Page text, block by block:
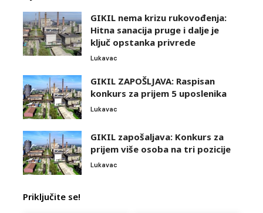
GIKIL nema krizu rukovođenja:
Hitna sanacija pruge i dalje je
ključ opstanka privrede
Lukavac
GIKIL ZAPOŠLJAVA: Raspisan
konkurs za prijem 5 uposlenika
Lukavac
GIKIL zapošaljava: Konkurs za
prijem više osoba na tri pozicije
Lukavac
Priključite se!